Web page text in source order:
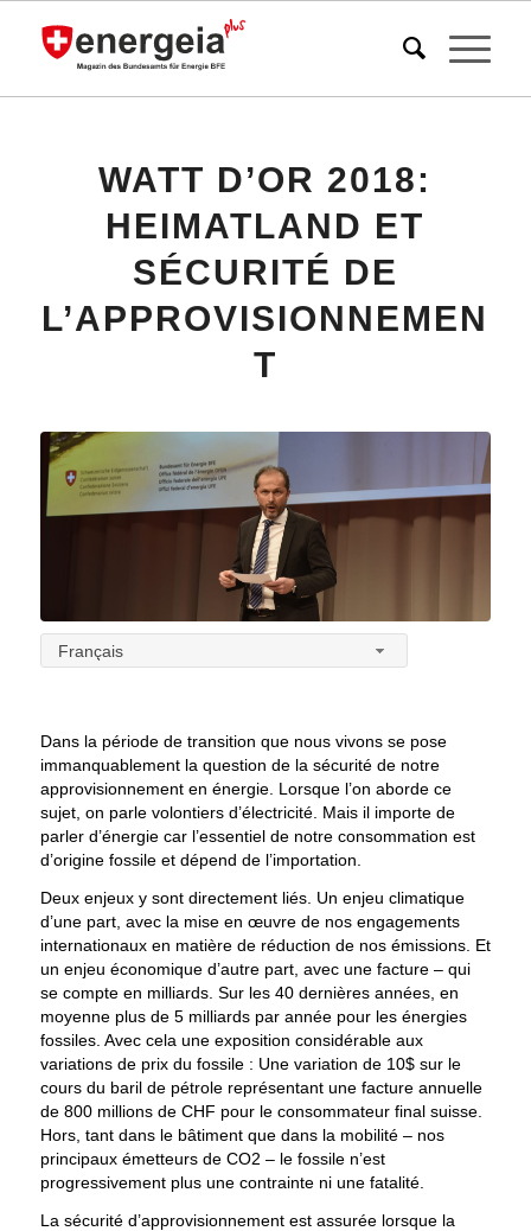
WATT D’OR 2018:
HEIMATLAND ET
SÉCURITÉ DE
L’APPROVISIONNEMEN
T
Français
Dans la période de transition que nous vivons se pose
immanquablement la question de la sécurité de notre
approvisionnement en énergie. Lorsque l’on aborde ce
sujet, on parle volontiers d’électricité. Mais il importe de
parler d’énergie car l’essentiel de notre consommation est
d’origine fossile et dépend de l’importation.
Deux enjeux y sont directement liés. Un enjeu climatique
d’une part, avec la mise en œuvre de nos engagements
internationaux en matière de réduction de nos émissions. Et
un enjeu économique d’autre part, avec une facture – qui
se compte en milliards. Sur les 40 dernières années, en
moyenne plus de 5 milliards par année pour les énergies
fossiles. Avec cela une exposition considérable aux
variations de prix du fossile : Une variation de 10$ sur le
cours du baril de pétrole représentant une facture annuelle
de 800 millions de CHF pour le consommateur final suisse.
Hors, tant dans le bâtiment que dans la mobilité – nos
principaux émetteurs de CO2 – le fossile n’est
progressivement plus une contrainte ni une fatalité.
La sécurité d’approvisionnement est assurée lorsque la